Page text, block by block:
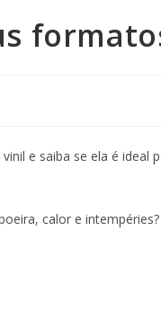
e saiba se ela é ideal
calor e intempéries?